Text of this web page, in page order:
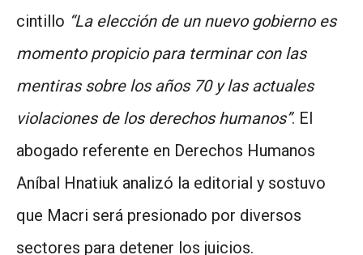
cintillo “La elección de un nuevo gobierno es
momento propicio para terminar con las
mentiras sobre los años 70 y las actuales
violaciones de los derechos humanos”. El
abogado referente en Derechos Humanos
Aníbal Hnatiuk analizó la editorial y sostuvo
que Macri será presionado por diversos
sectores para detener los juicios.